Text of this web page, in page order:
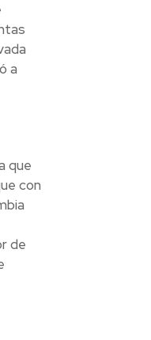
a
que
con
de